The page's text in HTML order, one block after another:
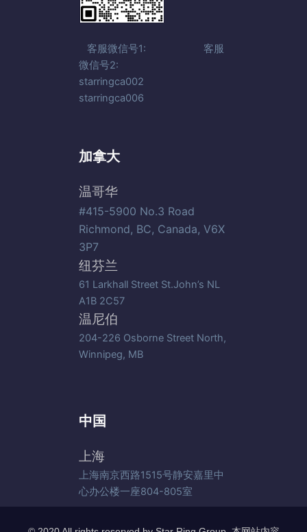
客服微信号1: 客服
微信号2:
starringca002
starringca006
加拿大
温哥华
#415-5900 No.3 Road
Richmond, BC, Canada, V6X
3P7
纽芬兰
61 Larkhall Street St.John’s NL
A1B 2C57
温尼伯
204-226 Osborne Street North,
Winnipeg, MB
中国
上海
上海南京西路1515号静安嘉里中
心办公楼一座804-805室